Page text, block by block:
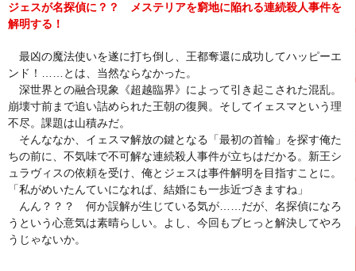
ジェスが名探偵に？？ メステリアを窮地に陥れる連続殺人事件を
解明する！
最凶の魔法使いを遂に打ち倒し、王都奪還に成功してハッピーエ
ンド！……とは、当然ならなかった。
深世界との融合現象《超越臨界》によって引き起こされた混乱。
崩壊寸前まで追い詰められた王朝の復興。そしてイェスマという理
不尽。課題は山積みだ。
そんななか、イェスマ解放の鍵となる「最初の首輪」を探す俺た
ちの前に、不気味で不可解な連続殺人事件が立ちはだかる。新王シ
ュラヴィスの依頼を受け、俺とジェスは事件解明を目指すことに。
「私がめいたんていになれば、結婚にも一歩近づきますね」
んん？？？ 何か誤解が生じている気が……だが、名探偵になろ
うという心意気は素晴らしい。よし、今回もブヒっと解決してやろ
うじゃないか。